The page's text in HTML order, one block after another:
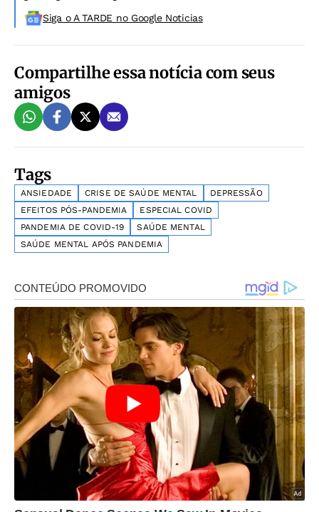
Siga o A TARDE no Google Noticias
Compartilhe essa notícia com seus
amigos
Tags
ANSIEDADE CRISE DE SAÚDE MENTAL
DEPRESSÃO
EFEITOS PÓS-PANDEMIA
ESPECIAL COVID
PANDEMIA DE COVID-19
SAÚDE MENTAL
SAÚDE MENTAL APÓS PANDEMIA